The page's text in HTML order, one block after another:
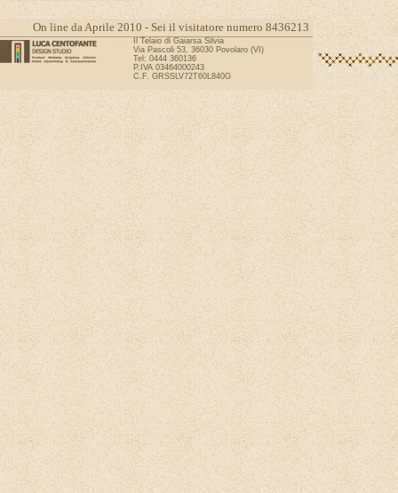
On line da Aprile 2010 - Sei il visitatore numero 8436213
Il Telaio di Gaiarsa Silvia
Via Pascoli 53, 36030 Povolaro (VI)
Tel: 0444 360136
P.IVA 03464000243
C.F. GRSSLV72T60L840G